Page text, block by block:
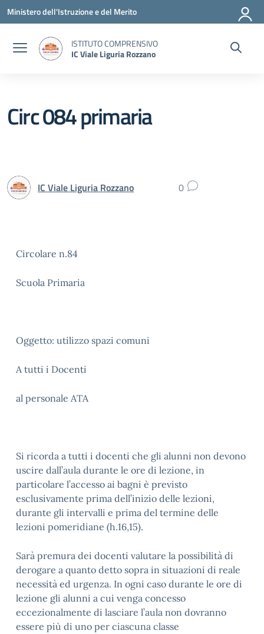
Vai ai contenuti
Vai al menu di navigazione
Vai al footer
Ministero dell'Istruzione e del Merito
ISTITUTO COMPRENSIVO
IC Viale Liguria Rozzano
Circ 084 primaria
IC Viale Liguria Rozzano 0
Circolare n.84
Scuola Primaria
Oggetto: utilizzo spazi comuni
A tutti i Docenti
al personale ATA
Si ricorda a tutti i docenti che gli alunni non devono
uscire dall’aula durante le ore di lezione, in
particolare l’accesso ai bagni è previsto
esclusivamente prima dell’inizio delle lezioni,
durante gli intervalli e prima del termine delle
lezioni pomeridiane (h.16,15).
Sarà premura dei docenti valutare la possibilità di
derogare a quanto detto sopra in situazioni di reale
necessità ed urgenza. In ogni caso durante le ore di
lezione gli alunni a cui venga concesso
eccezionalmente di lasciare l’aula non dovranno
essere più di uno per ciascuna classe